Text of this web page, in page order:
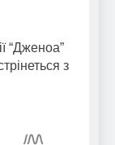
“Дженоа”
з